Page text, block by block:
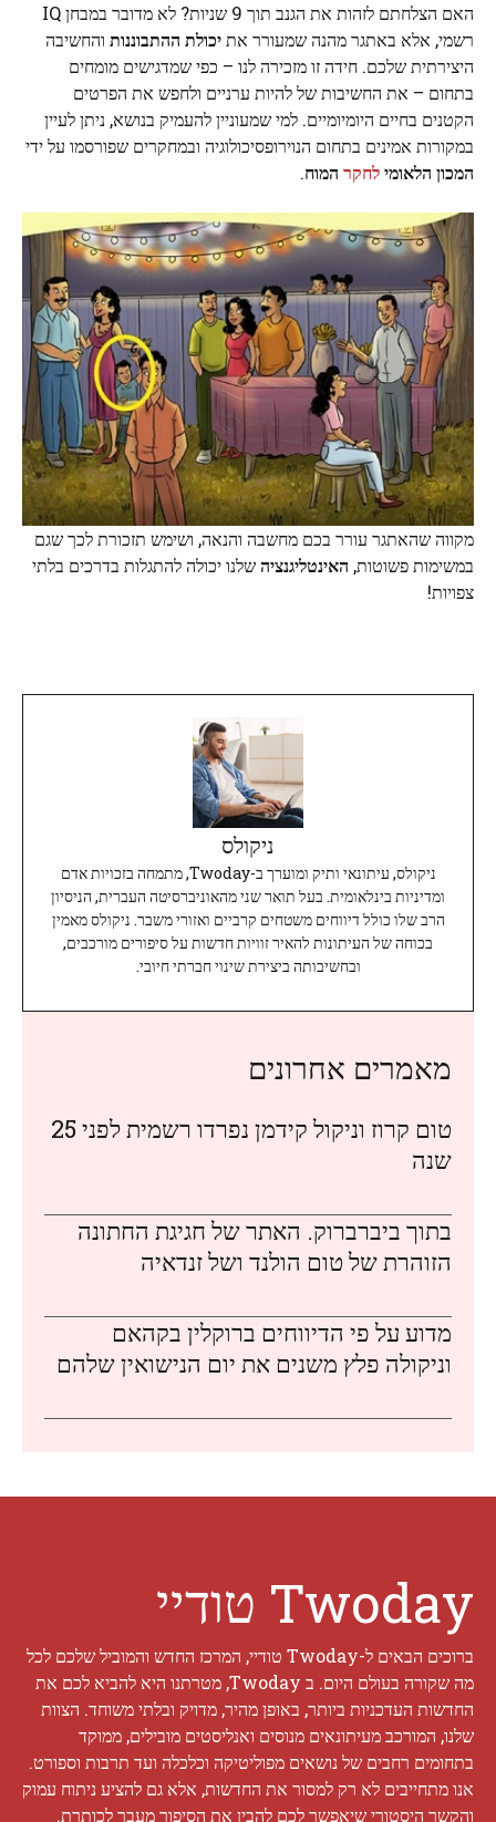
האם הצלחתם לזהות את הגנב תוך 9 שניות? לא מדובר במבחן IQ
רשמי, אלא באתגר מהנה שמעורר אתיכולת ההתבוננות והחשיבה
היצירתית שלכם. חידה זו מזכירה לנו – כפי שמדגישים מומחים
בתחום – את החשיבות של להיות ערניים ולחפש את הפרטים
הקטנים בחיים היומיומיים. למי שמעוניין להעמיק בנושא, ניתן לעיין
במקורות אמינים בתחום הנוירופסיכולוגיה ובמחקרים שפורסמו על ידי
המכון הלאומילחקר המוח.
מקווה שהאתגר עורר בכם מחשבה והנאה, ושימש תזכורת לכך שגם
במשימות פשוטות, האינטליגנציהשלנו יכולה להתגלות בדרכים בלתי
צפויות!
ניקולס
ניקולס, עיתונאי ותיק ומוערך ב-Twoday, מתמחה בזכויות אדם
ומדיניות בינלאומית. בעל תואר שני מהאוניברסיטה העברית, הניסיון
הרב שלו כולל דיווחים משטחים קרביים ואזורי משבר. ניקולס מאמין
בכוחה של העיתונות להאיר זוויות חדשות על סיפורים מורכבים,
ובחשיבותה ביצירת שינוי חברתי חיובי.
מאמרים אחרונים
טום קרוז וניקול קידמן נפרדו רשמית לפני 25
שנה
בתוך ביברברוק. האתר של חגיגת החתונה
הזוהרת של טום הולנד ושל זנדאיה
מדוע על פי הדיווחים ברוקלין בקהאם
וניקולה פלץ משנים את יום הנישואין שלהם
Twoday טודיי
ברוכים הבאים ל-Twoday טודיי, המרכז החדש והמוביל שלכם לכל
מה שקורה בעולם היום. ב Twoday, מטרתנו היא להביא לכם את
החדשות העדכניות ביותר, באופן מהיר, מדויק ובלתי משוחד. הצוות
שלנו, המורכב מעיתונאים מנוסים ואנליסטים מובילים, ממוקד
בתחומים רחבים של נושאים מפוליטיקה וכלכלה ועד תרבות וספורט.
אנו מתחייבים לא רק למסור את החדשות, אלא גם להציע ניתוח עמוק
והקשר היסטורי שיאפשר לכם להבין את הסיפור מעבר לכותרת.